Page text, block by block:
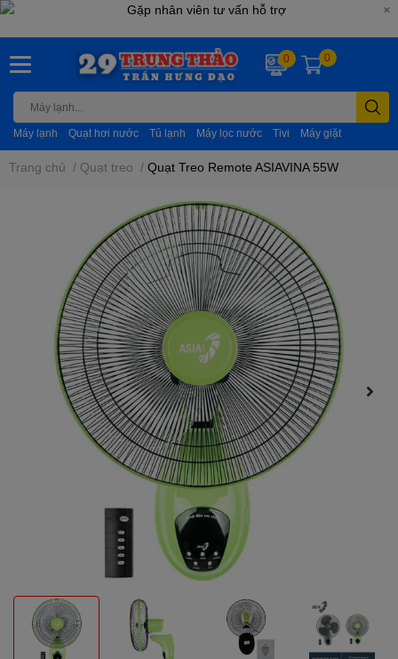
Máy lạnh Quạt hơi nước Tủ lạnh Máy lọc nước Tivi Máy giặt
0 0
Trang chủ / Quạt treo / Quạt Treo Remote ASIAVINA 55W